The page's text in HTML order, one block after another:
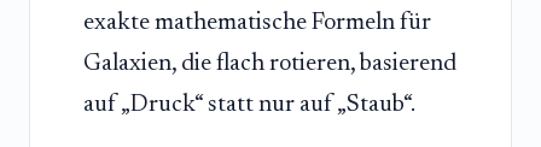
exakte mathematische Formeln für
Galaxien, die flach rotieren, basierend
auf „Druck“ statt nur auf „Staub“.